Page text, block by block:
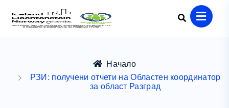
Начало
РЗИ: получени отчети на Областен координатор
за област Разград